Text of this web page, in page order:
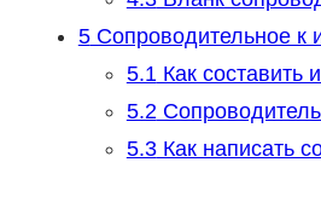
5Сопроводительное к
5.1Как составить
5.2
5.3Как написать